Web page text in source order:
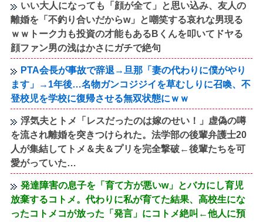
いい大人になっても「顔が全て」と思い込み、友人の
離婚を「不釣り合いだからw」と嘲笑する哀れな男現る
ｗｗトーク力も投資の才能もあるBくんを叩いてドヤる
顔ファン男の浅はかさにガチで絶句
PTA会長が事故で辞退→旦那「妻の代わりに僕がやり
ます」→1年後…名物ガンコジジイを草むしりに召喚、不
登校児を学校に復帰させる無双状態にｗｗ
浮気夫とトメ「レスだったのは嫁のせい！」虚偽の噂
を流され離婚を突きつけられた。法学部の後輩弁護士20
人が集結してトメ＆夫＆プリを完全撃破←後輩たちを可
愛がっていた…
発達障害の息子を「育て方が悪いw」とバカにし育児
放棄するコトメ。代わりに私が育てた結果、高校生にな
ったコトメコが放った「発言」にコトメ絶叫←他人に預